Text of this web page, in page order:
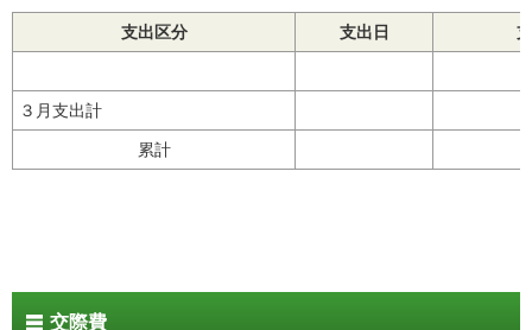
支出区分 支出日
３月支出計
累計
交際費